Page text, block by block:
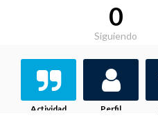
0
Siguiendo
Actividad Perfil